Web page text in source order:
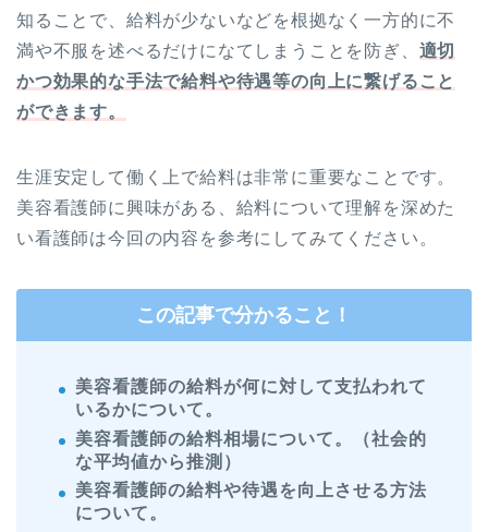
知ることで、給料が少ないなどを根拠なく一方的に不
満や不服を述べるだけになてしまうことを防ぎ、 適切
かつ効果的な手法で給料や待遇等の向上に繋げること
ができます。
生涯安定して働く上で給料は非常に重要なことです。
美容看護師に興味がある、給料について理解を深めた
い看護師は今回の内容を参考にしてみてください。
この記事で分かること！
美容看護師の給料が何に対して支払われて
いるかについて。
美容看護師の給料相場について。（社会的
な平均値から推測）
美容看護師の給料や待遇を向上させる方法
について。